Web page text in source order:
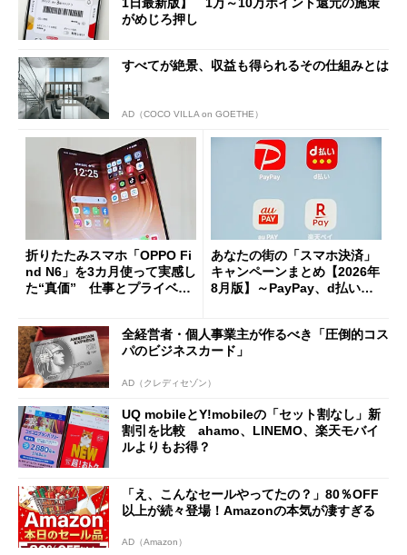
がめじろ押し
すべてが絶景、収益も得られるその仕組みとは
AD（COCO VILLA on GOETHE）
折りたたみスマホ「OPPO Fi
nd N6」を3カ月使って実感し
た“真価” 仕事とプライベー
あなたの街の「スマホ決済」
キャンペーンまとめ【2026年
8月版】～PayPay、d払い、a
全経営者・個人事業主が作るべき「圧倒的コス
パのビジネスカード」
AD（クレディセゾン）
UQ mobileとY!mobileの「セット割なし」新
割引を比較 ahamo、LINEMO、楽天モバイ
ルよりもお得？
「え、こんなセールやってたの？」80％OFF
以上が続々登場！Amazonの本気が凄すぎる
AD（Amazon）